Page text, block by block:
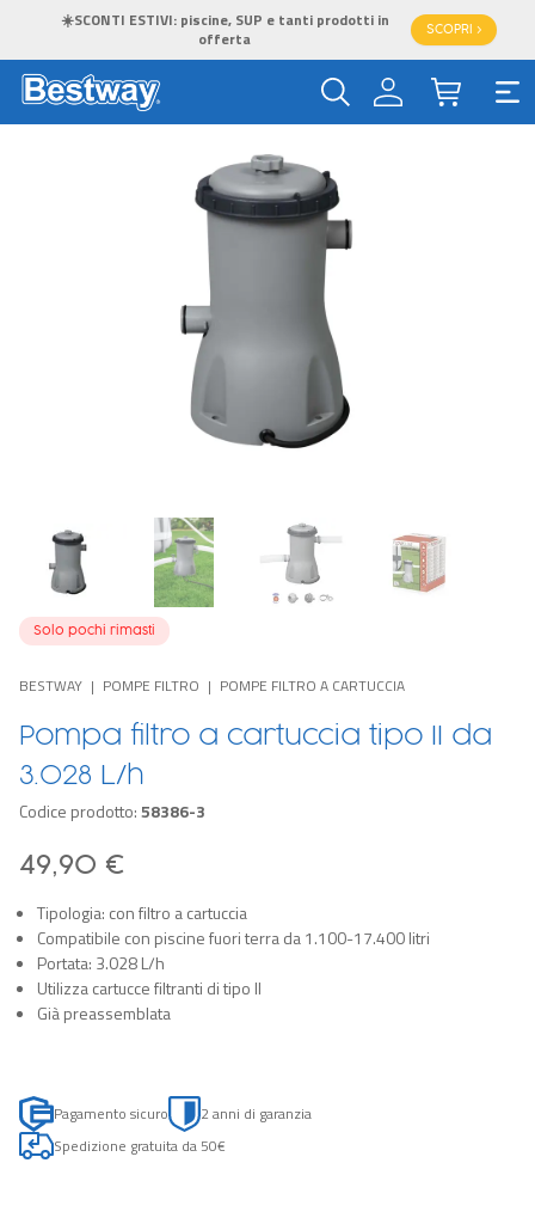
☀️SCONTI ESTIVI: piscine, SUP e tanti prodotti in
offerta
SCOPRI >
Solo pochi rimasti
BESTWAY POMPE FILTRO POMPE FILTRO A CARTUCCIA
Pompa filtro a cartuccia tipo II da
3.028 L/h
Codice prodotto:58386-3
49,90 €
Tipologia: con filtro a cartuccia
Compatibile con piscine fuori terra da 1.100-17.400 litri
Portata: 3.028 L/h
Utilizza cartucce filtranti di tipo II
Già preassemblata
Pagamento sicuro
2 anni di garanzia
Spedizione gratuita da 50€